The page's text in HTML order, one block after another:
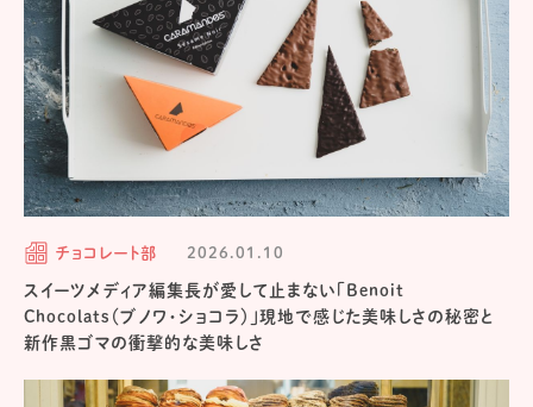
チョコレート部 2026.01.10
スイーツメディア編集長が愛して止まない「Benoit
Chocolats（ブノワ・ショコラ）」現地で感じた美味しさの秘密と
新作黒ゴマの衝撃的な美味しさ